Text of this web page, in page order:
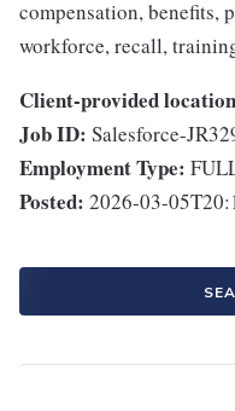
compensation, benefits,
workforce, recall,
Client-provided
Job ID: Salesforce-
Employment Type:
Posted: 2026-03-